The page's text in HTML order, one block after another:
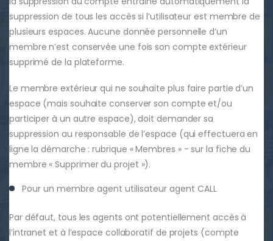
suppression de tous les accès si l’utilisateur est membre de
plusieurs espaces. Aucune donnée personnelle d’un
membre n’est conservée une fois son compte extérieur
supprimé de la plateforme.
Le membre extérieur qui ne souhaite plus faire partie d’un
espace (mais souhaite conserver son compte et/ou
participer à un autre espace), doit demander sa
suppression au responsable de l’espace (qui effectuera en
ligne la démarche : rubrique « Membres » - sur la fiche du
membre « Supprimer du projet »).
Pour un membre agent utilisateur agent CALL
Par défaut, tous les agents ont potentiellement accès à
l’intranet et à l’espace collaboratif de projets (compte